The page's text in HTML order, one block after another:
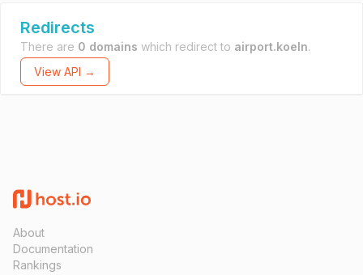
Redirects
There are 0 domains which redirect to airport.koeln.
View API →
About
Documentation
Rankings